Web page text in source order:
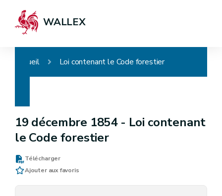
WALLEX
Accueil Loi contenant le Code forestier
19 décembre 1854 - Loi contenant
le Code forestier
Télécharger
Ajouter aux favoris